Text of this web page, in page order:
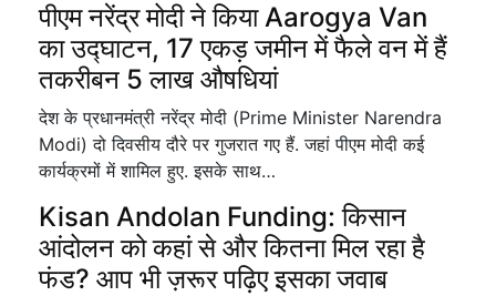
पीएम नरेंद्र मोदी ने किया Aarogya Van
का उद्घाटन, 17 एकड़ जमीन में फैले वन में हैं
तकरीबन 5 लाख औषधियां
देश के प्रधानमंत्री नरेंद्र मोदी (Prime Minister Narendra
Modi) दो दिवसीय दौरे पर गुजरात गए हैं. जहां पीएम मोदी कई
कार्यक्रमों में शामिल हुए. इसके साथ…
Kisan Andolan Funding: किसान
आंदोलन को कहां से और कितना मिल रहा है
फंड? आप भी ज़रूर पढ़िए इसका जवाब